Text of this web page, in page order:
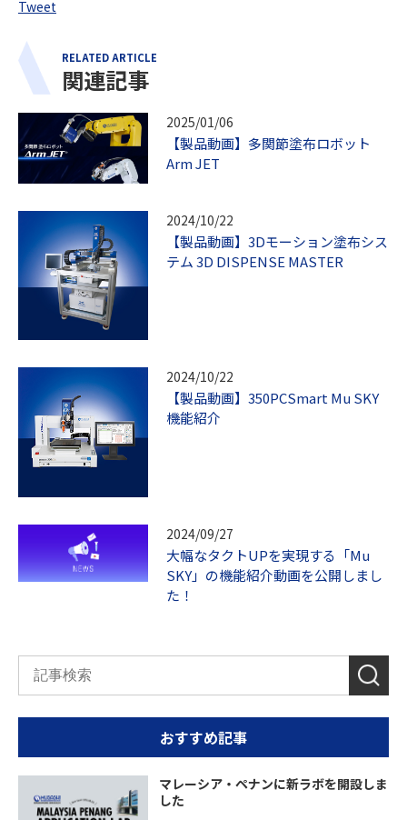
Tweet
RELATED ARTICLE
関連記事
2025/01/06
【製品動画】多関節塗布ロボット
Arm JET
2024/10/22
【製品動画】3Dモーション塗布シス
テム 3D DISPENSE MASTER
2024/10/22
【製品動画】350PCSmart Mu SKY
機能紹介
2024/09/27
大幅なタクトUPを実現する「Mu
SKY」の機能紹介動画を公開しまし
た！
おすすめ記事
マレーシア・ペナンに新ラボを開設しま
した